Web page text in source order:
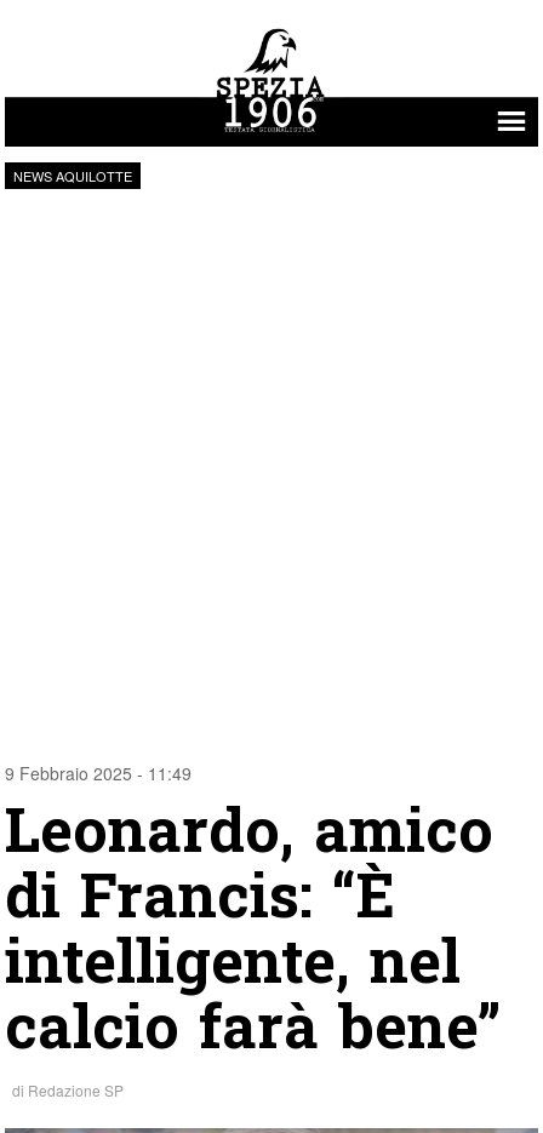
Vai al contenuto
NEWS AQUILOTTE
9 Febbraio 2025 - 11:49
Leonardo, amico
di Francis: “È
intelligente, nel
calcio farà bene”
di Redazione SP